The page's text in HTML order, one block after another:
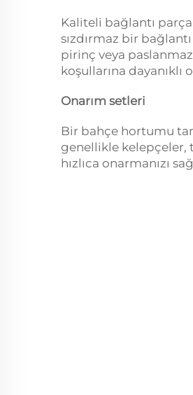
Kaliteli bağlantı
sızdırmaz bir
pirinç veya
koşullarına
Onarım setleri
Bir bahçe hortumu
genellikle kelepçeler,
hızlıca onarmanızı